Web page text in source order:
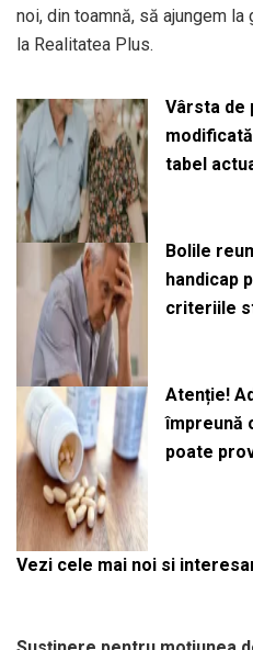
noi, din toamnă, să ajungem la
la Realitatea Plus.
Vârsta de
tabel
Bolile
handicap
criteriile
Atenție!
împreună
poate
Vezi cele mai noi si